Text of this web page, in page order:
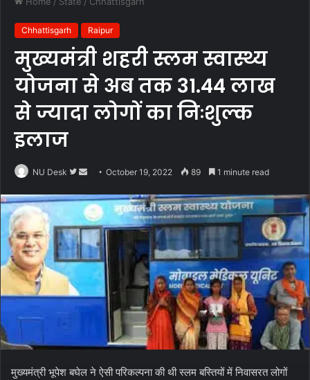
Chhattisgarh Raipur
मुख्यमंत्री शहरी स्लम स्वास्थ्य
योजना से अब तक 31.44 लाख
से ज्यादा लोगों का निःशुल्क
इलाज
NU Desk
Follow
Twitter
Send
email
October 19, 2022 89 1 minute read
मुख्यमंत्री भूपेश बघेल ने ऐसी परिकल्पना की थी स्लम बस्तियों में निवासरत लोगों